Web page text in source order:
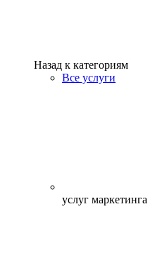
Назад к категориям
Все услуги
услуг маркетинга